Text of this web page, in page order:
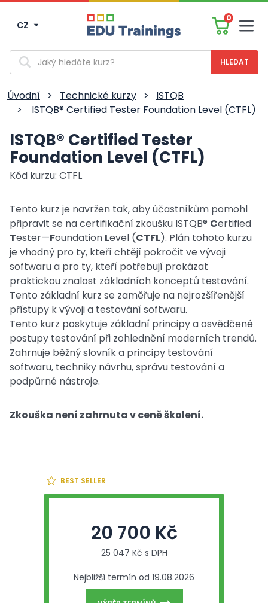
CZ
0
Vyhledávání
Úvodní > Technické kurzy >
ISTQB
>
ISTQB® Certified Tester Foundation Level (CTFL)
ISTQB® Certified Tester
Foundation Level (CTFL)
Kód kurzu: CTFL
Tento kurz je navržen tak, aby účastníkům pomohl
připravit se na certifikační zkoušku ISTQB® Certified
Tester—Foundation Level (CTFL). Plán tohoto kurzu
je vhodný pro ty, kteří chtějí pokročit ve vývoji
softwaru a pro ty, kteří potřebují prokázat
praktickou znalost základních konceptů testování.
Tento základní kurz se zaměřuje na nejrozšířenější
přístupy k vývoji a testování softwaru.
Tento kurz poskytuje základní principy a osvědčené
postupy testování při zohlednění moderních trendů.
Zahrnuje běžný slovník a principy testování
softwaru, techniky návrhu, správu testování a
podpůrné nástroje.
Zkouška není zahrnuta v ceně školení.
BEST SELLER
20 700 Kč
25 047 Kč s DPH
Nejbližší termín od 19.08.2026